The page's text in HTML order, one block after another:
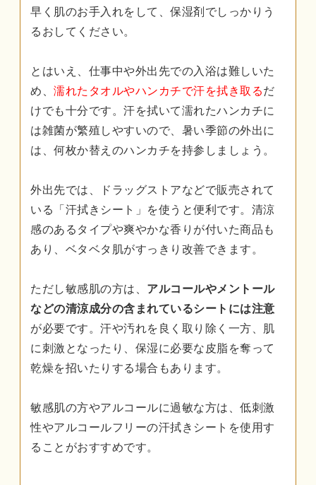
早く肌のお手入れをして、保湿剤でしっかりう
るおしてください。
とはいえ、仕事中や外出先での入浴は難しいた
め、 濡れたタオルやハンカチで汗を拭き取るだ
けでも十分です。汗を拭いて濡れたハンカチに
は雑菌が繁殖しやすいので、暑い季節の外出に
は、何枚か替えのハンカチを持参しましょう。
外出先では、ドラッグストアなどで販売されて
いる「汗拭きシート」を使うと便利です。清涼
感のあるタイプや爽やかな香りが付いた商品も
あり、ベタベタ肌がすっきり改善できます。
ただし敏感肌の方は、 アルコールやメントール
などの清涼成分の含まれているシートには注意
が必要です。汗や汚れを良く取り除く一方、肌
に刺激となったり、保湿に必要な皮脂を奪って
乾燥を招いたりする場合もあります。
敏感肌の方やアルコールに過敏な方は、低刺激
性やアルコールフリーの汗拭きシートを使用す
ることがおすすめです。